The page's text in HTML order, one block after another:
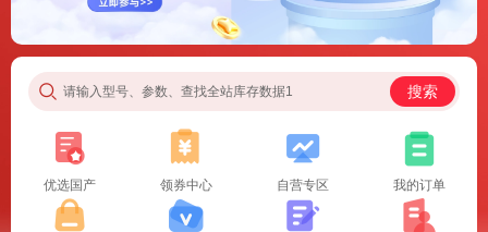
请输入型号、参数、查找全站库存数据1 搜索
优选国产 领券中心 自营专区 我的订单